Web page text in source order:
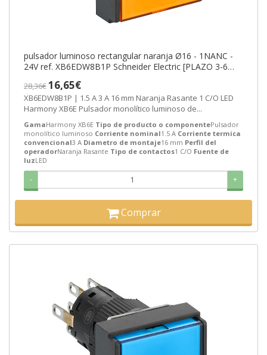
pulsador luminoso rectangular naranja Ø16 - 1NANC -
24V ref. XB6EDW8B1P Schneider Electric [PLAZO 3-6
28,36€16,65€
XB6EDW8B1P | 1.5 A 3 A 16 mm Naranja Rasante 1 C/O LED
Harmony XB6E Pulsador monolítico luminoso de...
GamaHarmony XB6E Tipo de producto o componentePulsador
monolítico luminoso Corriente nominal1.5 A Corriente termica
convencional3 A Diametro de montaje16 mm Perfil del
operadorNaranja Rasante Tipo de contactos1 C/O Fuente de
luzLED
- +
Comprar